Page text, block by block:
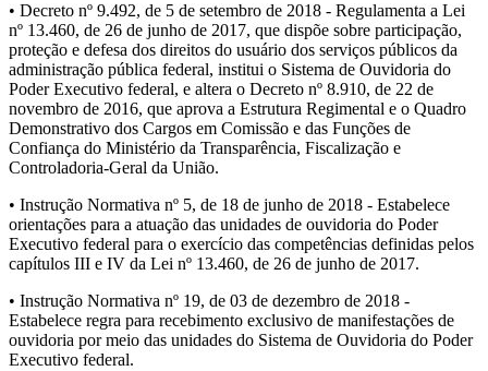
• Decreto nº 9.492, de 5 de setembro de 2018 - Regulamenta a Lei
nº 13.460, de 26 de junho de 2017, que dispõe sobre participação,
proteção e defesa dos direitos do usuário dos serviços públicos da
administração pública federal, institui o Sistema de Ouvidoria do
Poder Executivo federal, e altera o Decreto nº 8.910, de 22 de
novembro de 2016, que aprova a Estrutura Regimental e o Quadro
Demonstrativo dos Cargos em Comissão e das Funções de
Confiança do Ministério da Transparência, Fiscalização e
Controladoria-Geral da União.
• Instrução Normativa nº 5, de 18 de junho de 2018 - Estabelece
orientações para a atuação das unidades de ouvidoria do Poder
Executivo federal para o exercício das competências definidas pelos
capítulos III e IV da Lei nº 13.460, de 26 de junho de 2017.
• Instrução Normativa nº 19, de 03 de dezembro de 2018 -
Estabelece regra para recebimento exclusivo de manifestações de
ouvidoria por meio das unidades do Sistema de Ouvidoria do Poder
Executivo federal.